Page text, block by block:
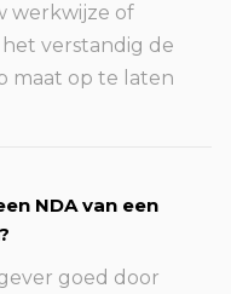
werkwijze of
verstandig de
maat op te laten
NDA van een
goed door